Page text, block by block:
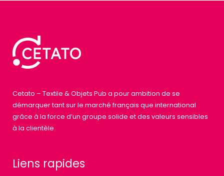
Cetato – Textile & Objets Pub a pour ambition de se
démarquer tant sur le marché français que international
grâce à la force d’un groupe solide et des valeurs sensibles
à la clientèle
Liens rapides